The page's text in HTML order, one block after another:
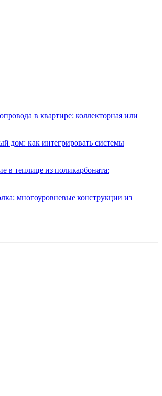
в квартире: коллекторная или
дом: как интегрировать системы
в теплице из поликарбоната:
многоуровневые конструкции из